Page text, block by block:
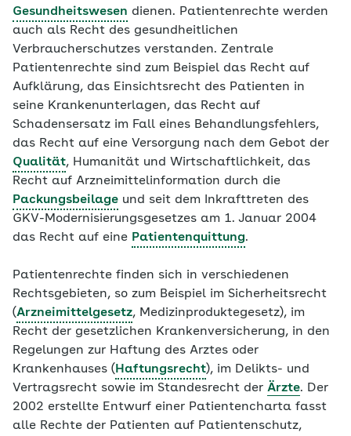
Gesundheitswesen dienen. Patientenrechte werden
auch als Recht des gesundheitlichen
Verbraucherschutzes verstanden. Zentrale
Patientenrechte sind zum Beispiel das Recht auf
Aufklärung, das Einsichtsrecht des Patienten in
seine Krankenunterlagen, das Recht auf
Schadensersatz im Fall eines Behandlungsfehlers,
das Recht auf eine Versorgung nach dem Gebot der
Qualität, Humanität und Wirtschaftlichkeit, das
Recht auf Arzneimittelinformation durch die
Packungsbeilage und seit dem Inkrafttreten des
GKV-Modernisierungsgesetzes am 1. Januar 2004
das Recht auf eine Patientenquittung.
Patientenrechte finden sich in verschiedenen
Rechtsgebieten, so zum Beispiel im Sicherheitsrecht
(Arzneimittelgesetz, Medizinproduktegesetz), im
Recht der gesetzlichen Krankenversicherung, in den
Regelungen zur Haftung des Arztes oder
Krankenhauses ( Haftungsrecht), im Delikts- und
Vertragsrecht sowie im Standesrecht der Ärzte. Der
2002 erstellte Entwurf einer Patientencharta fasst
alle Rechte der Patienten auf Patientenschutz,